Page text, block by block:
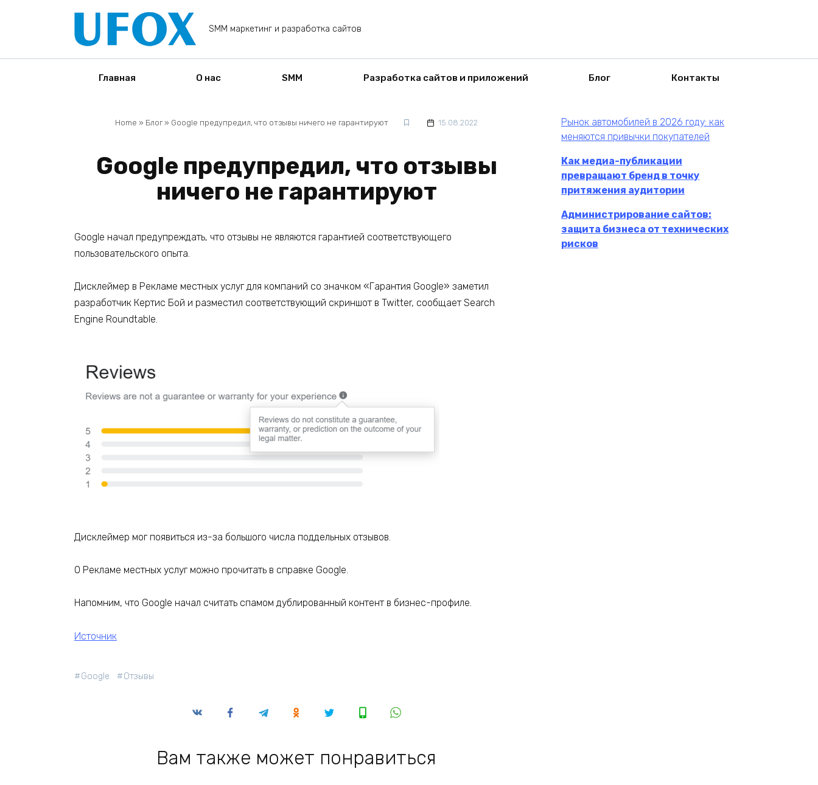
SMM маркетинг и разработка сайтов
Главная О нас SMM Разработка сайтов и приложений Блог Контакты
Home » Блог» Google предупредил, что отзывы ничего не гарантируют 15.08.2022
Google предупредил, что отзывы
ничего не гарантируют
Google начал предупреждать, что отзывы не являются гарантией соответствующего
пользовательского опыта.
Дисклеймер в Рекламе местных услуг для компаний со значком «Гарантия Google» заметил
разработчик Кертис Бой и разместил соответствующий скриншот в Twitter, сообщает Search
Engine Roundtable.
Дисклеймер мог появиться из-за большого числа поддельных отзывов.
О Рекламе местных услуг можно прочитать в справке Google.
Напомним, что Google начал считать спамом дублированный контент в бизнес-профиле.
Источник
Google Отзывы
Вам также может понравиться
Рынок автомобилей в 2026 году: как
меняются привычки покупателей
Как медиа-публикации
превращают бренд в точку
притяжения аудитории
Администрирование сайтов:
защита бизнеса от технических
рисков